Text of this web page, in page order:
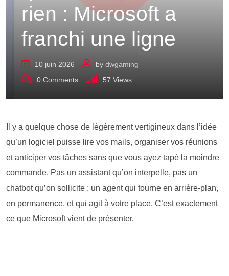
rien : Microsoft a
franchi une ligne
10 juin 2026 by dwgaming
0 Comments 57 Views
Il y a quelque chose de légèrement vertigineux dans l’idée
qu’un logiciel puisse lire vos mails, organiser vos réunions
et anticiper vos tâches sans que vous ayez tapé la moindre
commande. Pas un assistant qu’on interpelle, pas un
chatbot qu’on sollicite : un agent qui tourne en arrière-plan,
en permanence, et qui agit à votre place. C’est exactement
ce que Microsoft vient de présenter.